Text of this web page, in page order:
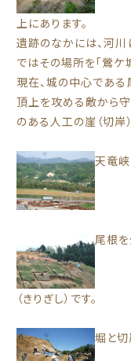
上にあります。
遺跡のなかには、河
ではその場所を「鶯ケ
現在、城の中心である
頂上を攻める敵から
のある人工の崖（切岸
天竜峡
尾根
（きりぎし）です。
堀と切